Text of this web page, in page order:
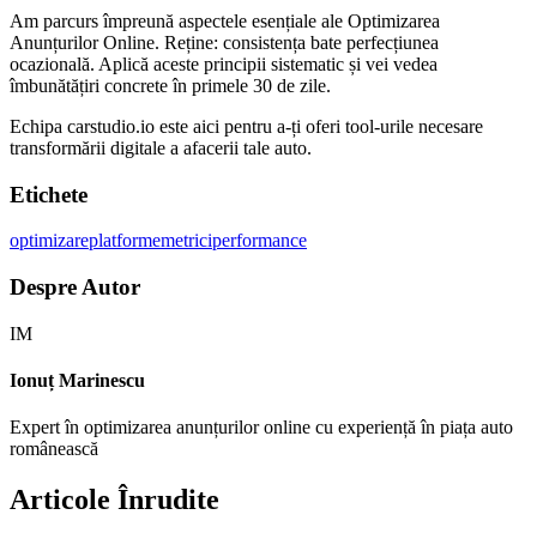
Am parcurs împreună aspectele esențiale ale Optimizarea
Anunțurilor Online. Reține: consistența bate perfecțiunea
ocazională. Aplică aceste principii sistematic și vei vedea
îmbunătățiri concrete în primele 30 de zile.
Echipa carstudio.io este aici pentru a-ți oferi tool-urile necesare
transformării digitale a afacerii tale auto.
Etichete
optimizareplatformemetriciperformance
Despre Autor
IM
Ionuț Marinescu
Expert în optimizarea anunțurilor online cu experiență în piața auto
românească
Articole Înrudite